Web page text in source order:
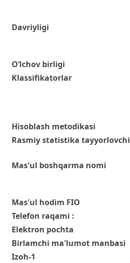
Davriyligi
O‘lchov birligi
Klassifikatorlar
Hisoblash metodikasi
Rasmiy statistika tayyorlovchi
Mas'ul boshqarma nomi
Mas'ul hodim FIO
Telefon raqami :
Elektron pochta
Birlamchi ma'lumot manbasi
Izoh-1